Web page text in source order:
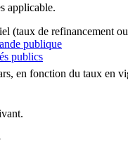
applicable.
(taux de refinancement
en fonction du taux en
publique
publics